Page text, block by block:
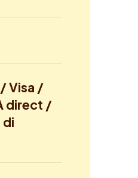
Visa /
direct /
di